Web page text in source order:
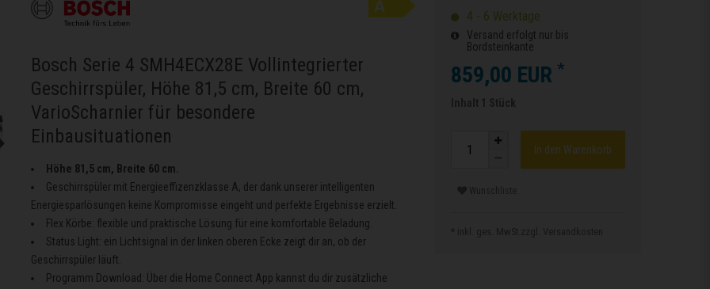
Bosch Serie 4 SMH4ECX28E Vollintegrierter
Geschirrspüler, Höhe 81,5 cm, Breite 60 cm,
VarioScharnier für besondere
Einbausituationen
Höhe 81,5 cm, Breite 60 cm.
Geschirrspüler mit Energieeffizenzklasse A, der dank unserer intelligenten
Energiesparlösungen keine Kompromisse eingeht und perfekte Ergebnisse erzielt.
Flex Körbe: flexible und praktische Lösung für eine komfortable Beladung.
Status Light: ein Lichtsignal in der linken oberen Ecke zeigt dir an, ob der
Geschirrspüler läuft.
Programm Download: Über die Home Connect App kannst du dir zusätzliche
4 - 6 Werktage
Versand erfolgt nur bis
Bordsteinkante
859,00 EUR *
Inhalt 1 Stück
In den Warenkorb
Wunschliste
* inkl. ges. MwSt.zzgl. Versandkosten